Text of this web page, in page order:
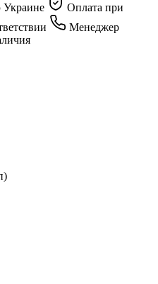
Украине
Оплата при
Менеджер